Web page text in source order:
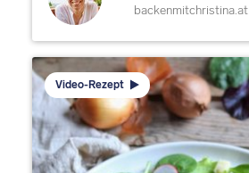
backenmitchristina.at
Video-Rezept